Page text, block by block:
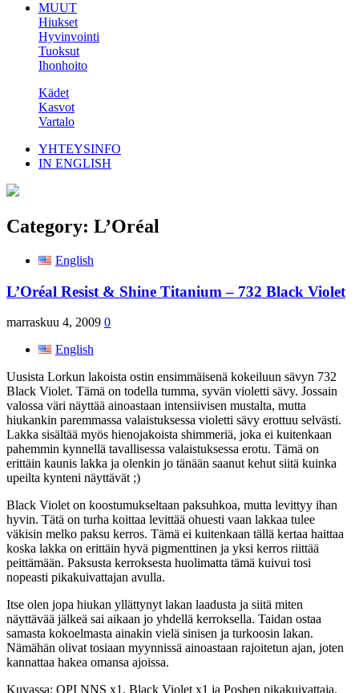
MUUT
Hiukset
Hyvinvointi
Tuoksut
Ihonhoito
Kädet
Kasvot
Vartalo
YHTEYSINFO
IN ENGLISH
Category: L’Oréal
English
L’Oréal Resist & Shine Titanium – 732 Black Violet
marraskuu 4, 2009 0
English
Uusista Lorkun lakoista ostin ensimmäisenä kokeiluun sävyn 732
Black Violet. Tämä on todella tumma, syvän violetti sävy. Jossain
valossa väri näyttää ainoastaan intensiivisen mustalta, mutta
hiukankin paremmassa valaistuksessa violetti sävy erottuu selvästi.
Lakka sisältää myös hienojakoista shimmeriä, joka ei kuitenkaan
pahemmin kynnellä tavallisessa valaistuksessa erotu. Tämä on
erittäin kaunis lakka ja olenkin jo tänään saanut kehut siitä kuinka
upeilta kynteni näyttävät ;)
Black Violet on koostumukseltaan paksuhkoa, mutta levittyy ihan
hyvin. Tätä on turha koittaa levittää ohuesti vaan lakkaa tulee
väkisin melko paksu kerros. Tämä ei kuitenkaan tällä kertaa haittaa
koska lakka on erittäin hyvä pigmenttinen ja yksi kerros riittää
peittämään. Paksusta kerroksesta huolimatta tämä kuivui tosi
nopeasti pikakuivattajan avulla.
Itse olen jopa hiukan yllättynyt lakan laadusta ja siitä miten
näyttävää jälkeä sai aikaan jo yhdellä kerroksella. Taidan ostaa
samasta kokoelmasta ainakin vielä sinisen ja turkoosin lakan.
Nämähän olivat tosiaan myynnissä ainoastaan rajoitetun ajan, joten
kannattaa hakea omansa ajoissa.
Kuvassa: OPI NNS x1, Black Violet x1 ja Poshen pikakuivattaja.